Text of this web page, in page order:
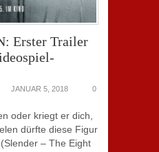
Erster Trailer
JANUAR 5, 2018
0
oder kriegt er dich,
dürfte diese Figur
– The Eight